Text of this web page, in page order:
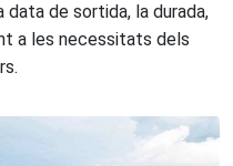
de sortida, la durada,
a les necessitats dels